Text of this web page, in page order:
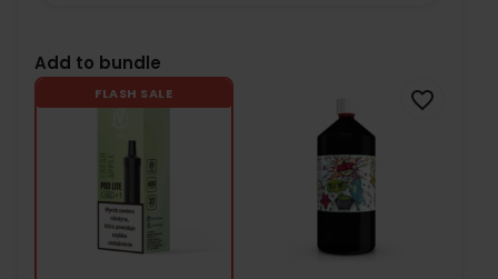
Add to bundle
FLASH SALE favorite_border